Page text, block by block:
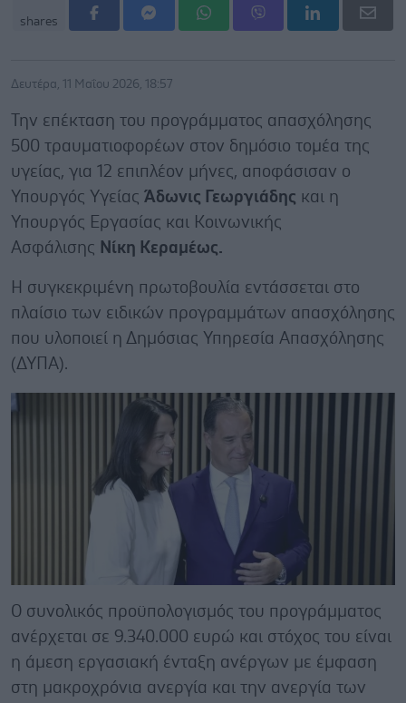
shares
Δευτέρα, 11 Μαΐου 2026, 18:57
Την επέκταση του προγράμματος απασχόλησης
500 τραυματιοφορέων στον δημόσιο τομέα της
υγείας, για 12 επιπλέον μήνες, αποφάσισαν ο
Υπουργός Υγείας Άδωνις Γεωργιάδης και η
Υπουργός Εργασίας και Κοινωνικής
Ασφάλισης Νίκη Κεραμέως.
Η συγκεκριμένη πρωτοβουλία εντάσσεται στο
πλαίσιο των ειδικών προγραμμάτων απασχόλησης
που υλοποιεί η Δημόσιας Υπηρεσία Απασχόλησης
(ΔΥΠΑ).
Ο συνολικός προϋπολογισμός του προγράμματος
ανέρχεται σε 9.340.000 ευρώ και στόχος του είναι
η άμεση εργασιακή ένταξη ανέργων με έμφαση
στη μακροχρόνια ανεργία και την ανεργία των